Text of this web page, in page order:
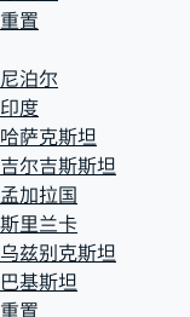
重置
尼泊尔
印度
哈萨克斯坦
吉尔吉斯斯坦
孟加拉国
斯里兰卡
乌兹别克斯坦
巴基斯坦
重置